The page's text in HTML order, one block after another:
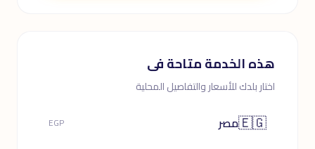
هذه الخدمة متاحة فى
اختار بلدك للأسعار والتفاصيل المحلية
🇪🇬مصر EGP